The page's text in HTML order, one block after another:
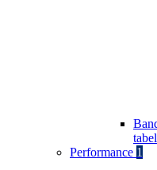
Performance 1